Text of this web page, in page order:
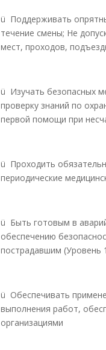
ü Поддерживать
течение смены; Не
мест, проходов,
ü Изучать безопасных
проверку знаний по
первой помощи при
ü Проходить
периодические
ü Быть готовым в
обеспечению
пострадавшим (Уровень
ü Обеспечивать
выполнения работ,
организациями